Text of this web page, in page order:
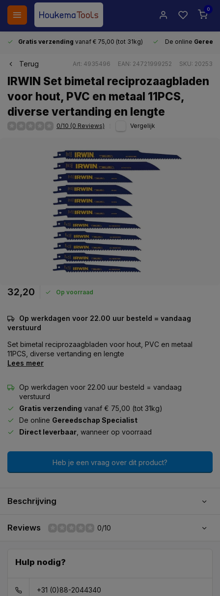
0
Gratis verzending vanaf € 75,00 (tot 31kg) De online
Terug Art: 4935496 EAN: 24721999252 SKU: 20253
IRWIN Set bimetal reciprozaagbladen
voor hout, PVC en metaal 11PCS,
diverse vertanding en lengte
0/10 (0 Reviews) Vergelijk
32,20 Op voorraad
Op werkdagen voor 22.00 uur besteld = vandaag
verstuurd
Set bimetal reciprozaagbladen voor hout, PVC en metaal
11PCS, diverse vertanding en lengte
Lees meer
Op werkdagen voor 22.00 uur besteld = vandaag
verstuurd
Gratis verzending vanaf € 75,00 (tot 31kg)
De online Gereedschap Specialist
Direct leverbaar , wanneer op voorraad
Heb je een vraag over dit product?
Beschrijving
Reviews 0/10
Hulp nodig?
+31 (0)88-2044340